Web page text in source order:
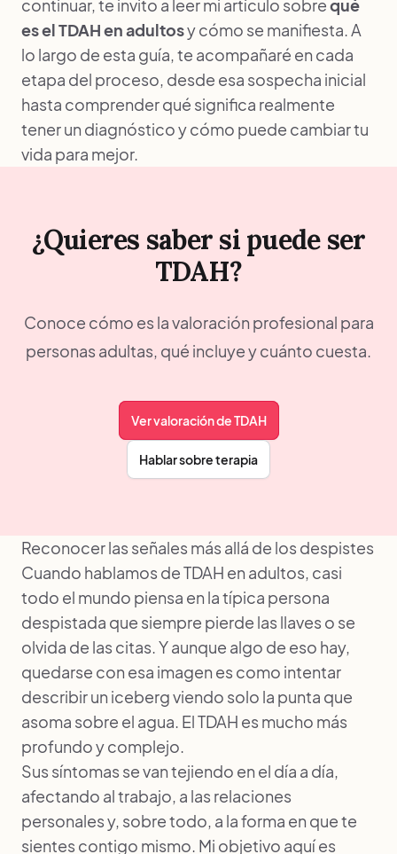
continuar, te invito a leer mi artículo sobrequé
es el TDAH en adultosy cómo se manifiesta. A
lo largo de esta guía, te acompañaré en cada
etapa del proceso, desde esa sospecha inicial
hasta comprender qué significa realmente
tener un diagnóstico y cómo puede cambiar tu
vida para mejor.
¿Quieres saber si puede ser
TDAH?
Conoce cómo es la valoración profesional para
personas adultas, qué incluye y cuánto cuesta.
Ver valoración de TDAH
Hablar sobre terapia
Reconocer las señales más allá de los despistes
Cuando hablamos de TDAH en adultos, casi
todo el mundo piensa en la típica persona
despistada que siempre pierde las llaves o se
olvida de las citas. Y aunque algo de eso hay,
quedarse con esa imagen es como intentar
describir un iceberg viendo solo la punta que
asoma sobre el agua. El TDAH es mucho más
profundo y complejo.
Sus síntomas se van tejiendo en el día a día,
afectando al trabajo, a las relaciones
personales y, sobre todo, a la forma en que te
sientes contigo mismo. Mi objetivo aquí es